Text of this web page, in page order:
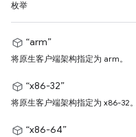
枚举
“arm”
将原生客户端架构指定为 arm。
“x86-32”
将原生客户端架构指定为 x86-32。
“x86-64”